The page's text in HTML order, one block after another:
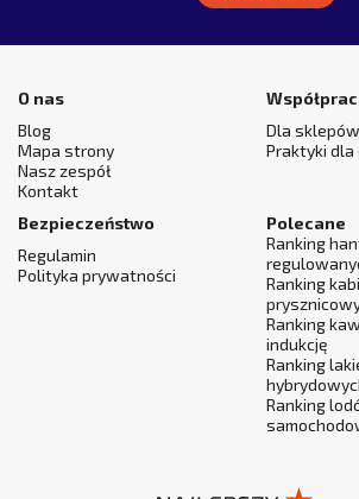
O nas
Blog
Mapa strony
Nasz zespół
Kontakt
Dla sklepów
Praktyki
Bezpieczeństwo
Regulamin
Polityka prywatności
Polecane
Ranking
Ranking
Ranking
indukcję
Ranking
Ranking